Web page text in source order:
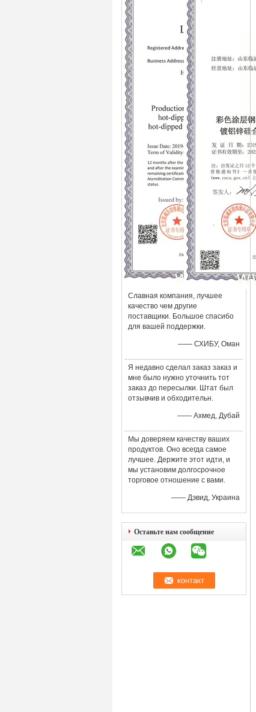
Славная компания, лучшее
качество чем другие
поставщики. Большое спасибо
для вашей поддержки.
—— СХИБУ, Оман
Я недавно сделал заказ заказ и
мне было нужно уточнить тот
заказ до пересылки. Штат был
отзывчив и обходительн.
—— Ахмед, Дубай
Мы доверяем качеству ваших
продуктов. Оно всегда самое
лучшее. Держите этот идти, и
мы установим долгосрочное
торговое отношение с вами.
—— Дэвид, Украина
Оставьте нам сообщение